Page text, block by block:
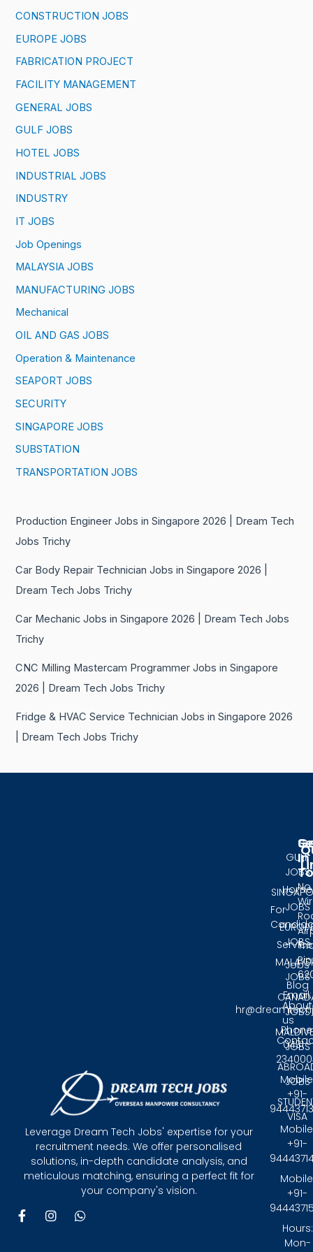
CONSTRUCTION JOBS
EUROPE JOBS
FABRICATION PROJECT
FACILITY MANAGEMENT
GENERAL JOBS
GULF JOBS
HOTEL JOBS
INDUSTRIAL JOBS
INDUSTRY
IT JOBS
Job Openings
MALAYSIA JOBS
MANUFACTURING JOBS
Mechanical
OIL AND GAS JOBS
Operation & Maintenance
SEAPORT JOBS
SECURITY
SINGAPORE JOBS
SUBSTATION
TRANSPORTATION JOBS
Production Engineer Jobs in Singapore 2026 | Dream Tech
Jobs Trichy
Car Body Repair Technician Jobs in Singapore 2026 |
Dream Tech Jobs Trichy
Car Mechanic Jobs in Singapore 2026 | Dream Tech Jobs
Trichy
CNC Milling Mastercam Programmer Jobs in Singapore
2026 | Dream Tech Jobs Trichy
Fridge & HVAC Service Technician Jobs in Singapore 2026
| Dream Tech Jobs Trichy
Leverage Dream Tech Jobs' expertise for your
recruitment needs. We offer personalised
solutions, in-depth candidate analysis, and
meticulous matching, ensuring a perfect fit for
your company's vision.
F
a
I
W
GULF
JOBS
JOBS
JOBS
JOBS
JOBS
JOBS
JOBS
VISA
Home
For
Jobs
Blog
About
us
In
Pin:
Email:
0431 -
+91-
+91-
+91-
Hours:
Mon-